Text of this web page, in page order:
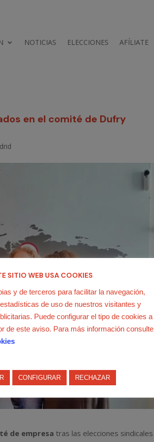
NOTICIAS ELECCIONES AFÍLIATE
en el comité de Dufry
de empresa tras las elecciones sindicales
SITIO WEB USA COOKIES
y de terceros para facilitar la navegación,
de uso de nuestros visitantes y
Puede configurar el tipo de cookies a
de este aviso. Para más información consulte
CONFIGURAR RECHAZAR